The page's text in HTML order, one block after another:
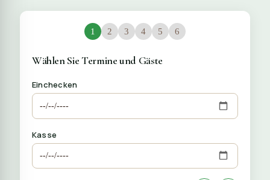
1 2 3 4 5 6
Wählen Sie Termine und Gäste
Einchecken
Kasse